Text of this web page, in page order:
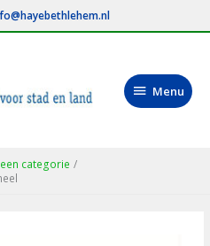
Menu
Menu
categorie